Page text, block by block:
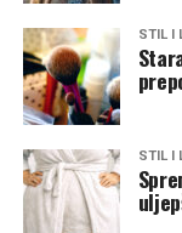
STIL I
STIL I